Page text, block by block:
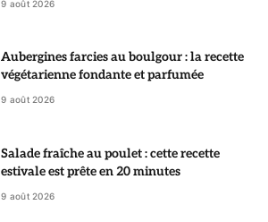
9 août 2026
Aubergines farcies au boulgour : la recette
végétarienne fondante et parfumée
9 août 2026
Salade fraîche au poulet : cette recette
estivale est prête en 20 minutes
9 août 2026